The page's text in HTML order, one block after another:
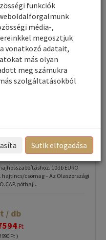
/ Színes póthaj
Név szerint
Összes gyártó
tincsek 50-55cm 10db
piros
10db EURO
hajtincs/csomag – Az Olaszországi
póthaj...
/ db
Ft
990 Ft )
funkciók
média-,
megosztjuk
vonatkozó adatait,
más olyan
meg számukra
szolgáltatásokból
Sütik elfogadása